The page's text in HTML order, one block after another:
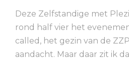
Deze Zelfstandige met
rond half vier het
called, het gezin van de
aandacht. Maar daar zit ik